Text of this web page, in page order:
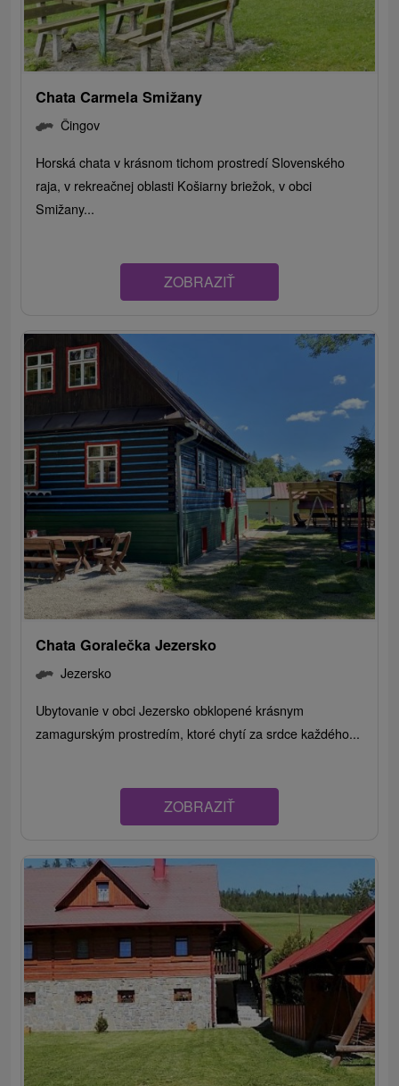
Chata Carmela Smižany
Čingov
Horská chata v krásnom tichom prostredí Slovenského
raja, v rekreačnej oblasti Košiarny briežok, v obci
Smižany...
ZOBRAZIŤ
Chata Goralečka Jezersko
Jezersko
Ubytovanie v obci Jezersko obklopené krásnym
zamagurským prostredím, ktoré chytí za srdce každého...
ZOBRAZIŤ